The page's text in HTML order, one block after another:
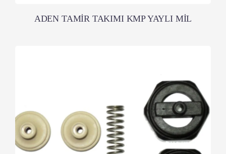
ADEN TAMİR TAKIMI KMP YAYLI MİL